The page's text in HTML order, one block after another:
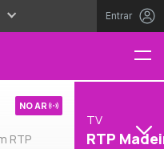
Entrar
RTP
NO AR
TV
RTP